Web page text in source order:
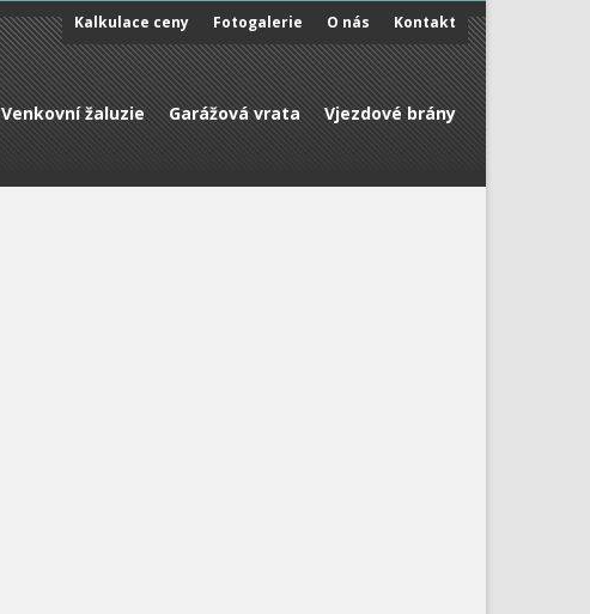
Kalkulace ceny Fotogalerie O nás Kontakt
Venkovní žaluzie Garážová vrata Vjezdové brány